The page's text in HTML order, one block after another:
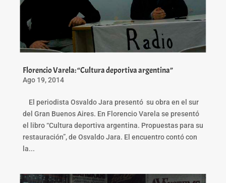
Florencio Varela: “Cultura deportiva argentina”
Ago 19, 2014
El periodista Osvaldo Jara presentó su obra en el sur
del Gran Buenos Aires. En Florencio Varela se presentó
el libro “Cultura deportiva argentina. Propuestas para su
restauración”, de Osvaldo Jara. El encuentro contó con
la...